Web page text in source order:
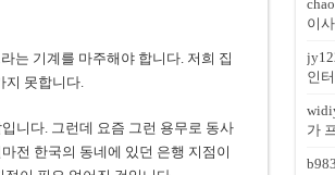
는 기계를 마주해야 합니다. 저희 집
지 못합니다.
니다. 그런데 요즘 그런 용무로 동사
전 한국의 동네에 있던 은행 지점이
이
인
가